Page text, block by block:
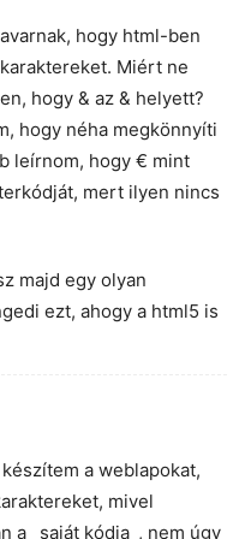
hogy html-ben
Miért ne
hogy & az & helyett?
hogy néha megkönnyíti
leírnom, hogy € mint
mert ilyen nincs
majd egy olyan
ezt, ahogy a html5 is
a weblapokat,
mivel
a _saját kódja_, nem úgy